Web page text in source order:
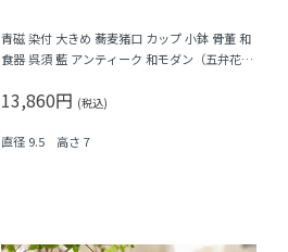
青磁 染付 大きめ 蕎麦猪口 カップ 小鉢 骨董 和
食器 呉須 藍 アンティーク 和モダン（五弁花・
13,860円 (税込)
直径 9.5 高さ 7